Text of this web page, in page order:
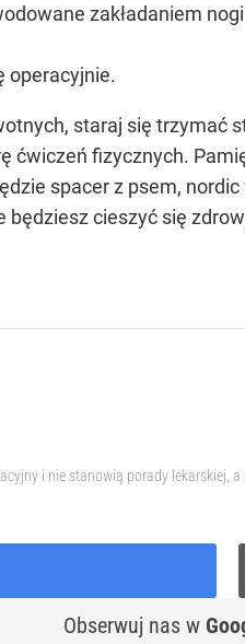
zakładaniem
operacyjnie.
staraj się trzymać
ćwiczeń fizycznych.
spacer z psem,
cieszyć się
i nie stanowią porady
Obserwuj nas w